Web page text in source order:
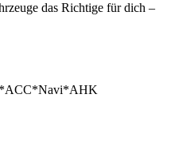
das Richtige für dich –